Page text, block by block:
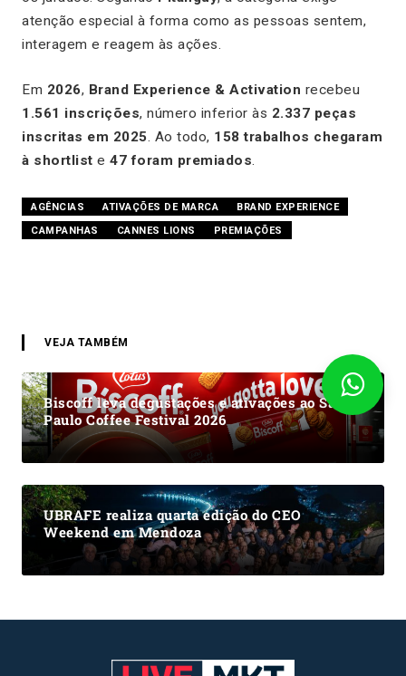
atenção especial à forma como as pessoas sentem,
interagem e reagem às ações.
Em 2026, Brand Experience & Activation recebeu
1.561 inscrições, número inferior às 2.337 peças
inscritas em 2025. Ao todo, 158 trabalhos chegaram
à shortlist e 47 foram premiados.
AGÊNCIAS ATIVAÇÕES DE MARCA
BRAND EXPERIENCE
CAMPANHAS
CANNES LIONS PREMIAÇÕES
VEJA TAMBÉM
Biscoff leva degustações e ativações ao São
Paulo Coffee Festival 2026
UBRAFE realiza quarta edição do CEO
Weekend em Mendoza